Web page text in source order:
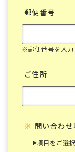
郵便番号
※郵便番号を入力
ご住所
※ 問い合わせ
項目をご選